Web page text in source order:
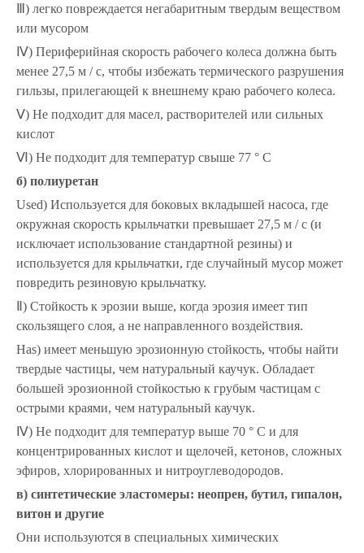
Ⅲ) легко повреждается негабаритным твердым веществом
или мусором
Ⅳ) Периферийная скорость рабочего колеса должна быть
менее 27,5 м / с, чтобы избежать термического разрушения
гильзы, прилегающей к внешнему краю рабочего колеса.
Ⅴ) Не подходит для масел, растворителей или сильных
кислот
Ⅵ) Не подходит для температур свыше 77 ° C
б) полиуретан
Used) Используется для боковых вкладышей насоса, где
окружная скорость крыльчатки превышает 27,5 м / с (и
исключает использование стандартной резины) и
используется для крыльчатки, где случайный мусор может
повредить резиновую крыльчатку.
Ⅱ) Стойкость к эрозии выше, когда эрозия имеет тип
скользящего слоя, а не направленного воздействия.
Has) имеет меньшую эрозионную стойкость, чтобы найти
твердые частицы, чем натуральный каучук. Обладает
большей эрозионной стойкостью к грубым частицам с
острыми краями, чем натуральный каучук.
Ⅳ) Не подходит для температур выше 70 ° C и для
концентрированных кислот и щелочей, кетонов, сложных
эфиров, хлорированных и нитроуглеводородов.
в) синтетические эластомеры: неопрен, бутил, гипалон,
витон и другие
Они используются в специальных химических